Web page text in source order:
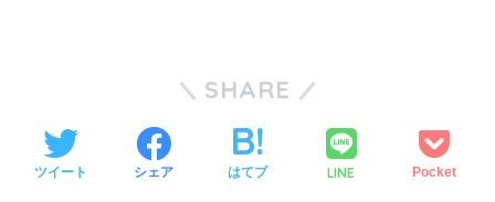
SHARE
ツイート シェア はてブ LINE Pocket